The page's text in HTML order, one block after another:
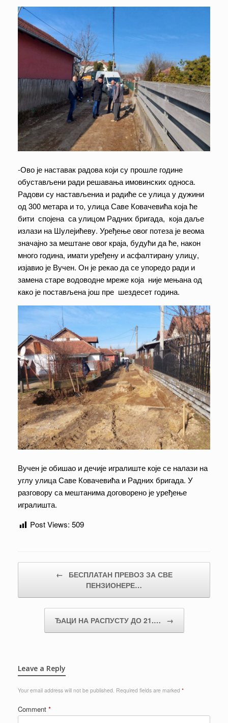
-Ово је наставак радова који су прошле године
обустављени ради решавања имовинских односа.
Радови су настављениа и радиће се улица у дужини
од 300 метара и то, улица Саве Ковачевића која ће
бити спојена са улицом Радних бригада, која даље
излази на Шулејићеву. Уређење овог потеза је веома
значајно за мештане овог краја, будући да ће, након
много година, имати уређену и асфалтирану улицу,
изјавио је Вучен. Он је рекао да се упоредо ради и
замена старе водоводне мреже која није мењана од
како је постављена још пре шездесет година.
Вучен је обишао и дечије игралиште које се налази на
углу улица Саве Ковачевића и Радних бригада. У
разговору са мештанима договорено је уређење
игралишта.
Post Views: 509
←
БЕСПЛАТАН ПРЕВОЗ ЗА СВЕ
ПЕНЗИОНЕРЕ…
ЂАЦИ НА РАСПУСТУ ДО 21.… →
Leave a Reply
Your email address will not be published. Required fields are marked *
Comment *